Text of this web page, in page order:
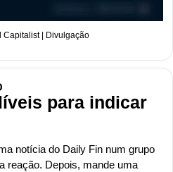
Capitalist | Divulgação
para indicar
notícia do Daily Fin num grupo
reação. Depois, mande uma